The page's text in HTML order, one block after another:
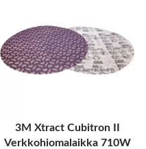
3M Xtract Cubitron II
Verkkohiomalaikka 710W